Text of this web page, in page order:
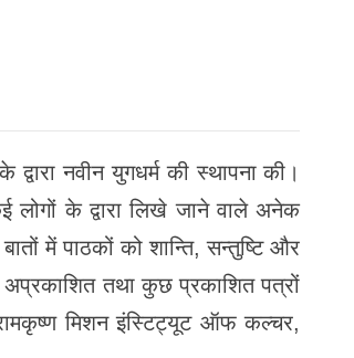
नवीन युगधर्म की स्थापना की।
लोगों के द्वारा लिखे जाने वाले अनेक
में पाठकों को शान्ति, सन्तुष्टि और
तथा कुछ प्रकाशित पत्रों
मिशन इंस्टिट्यूट ऑफ कल्चर,